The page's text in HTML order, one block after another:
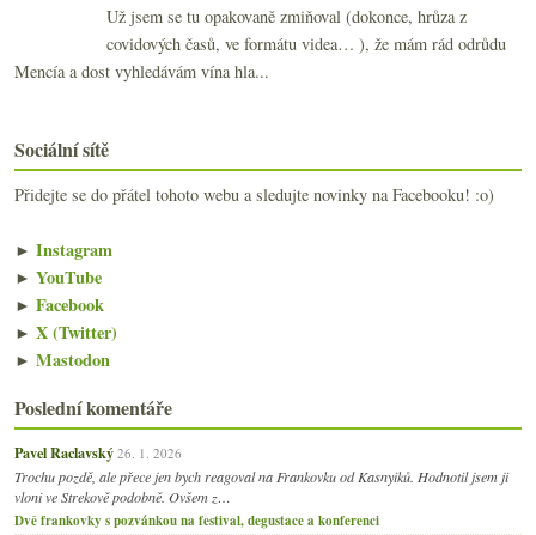
Už jsem se tu opakovaně zmiňoval (dokonce, hrůza z
covidových časů, ve formátu videa… ), že mám rád odrůdu
Mencía a dost vyhledávám vína hla...
Sociální sítě
Přidejte se do přátel tohoto webu a sledujte novinky na Facebooku! :o)
► Instagram
► YouTube
► Facebook
► X (Twitter)
► Mastodon
Poslední komentáře
Pavel Raclavský 26. 1. 2026
Trochu pozdě, ale přece jen bych reagoval na Frankovku od Kasnyiků. Hodnotil jsem ji
vloni ve Strekově podobně. Ovšem z…
Dvě frankovky s pozvánkou na festival, degustace a konferenci